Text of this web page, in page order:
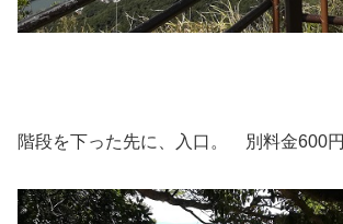
階段を下った先に、入口。 別料金600円